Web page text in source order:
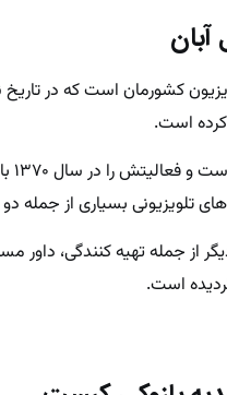
آبان
است.
تلویزیونی بسیاری از جمله
از جمله تهیه کنندگی،
است.